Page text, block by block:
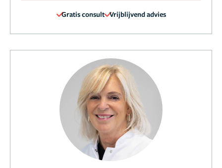
Gratis consult Vrijblijvend advies